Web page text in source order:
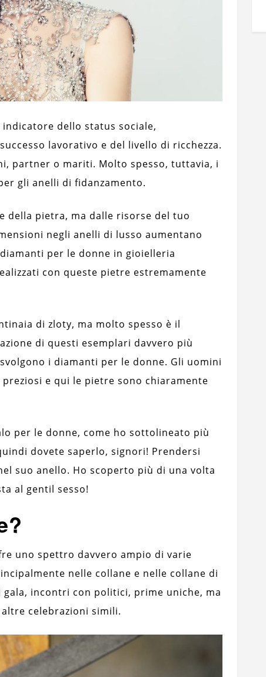
dello status sociale,
lavorativo e del livello di ricchezza.
partner o mariti. Molto spesso, tuttavia, i
gli anelli di fidanzamento.
della pietra, ma dalle risorse del tuo
negli anelli di lusso aumentano
per le donne in gioielleria
con queste pietre estremamente
di zloty, ma molto spesso è il
di questi esemplari davvero più
i diamanti per le donne. Gli uomini
e qui le pietre sono chiaramente
per le donne, come ho sottolineato più
dovete saperlo, signori! Prendersi
suo anello. Ho scoperto più di una volta
al gentil sesso!
uno spettro davvero ampio di varie
nelle collane e nelle collane di
incontri con politici, prime uniche, ma
celebrazioni simili.